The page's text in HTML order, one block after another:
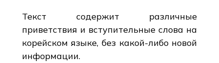
Текст содержит различные
приветствия и вступительные слова на
корейском языке, без какой-либо новой
информации.